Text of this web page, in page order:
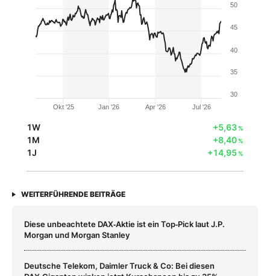
Okt '25 Jan '26 Apr '26 Jul '26
30
35
40
45
50
1W +5,63%
1M +8,40%
1J +14,95%
WEITERFÜHRENDE BEITRÄGE
Diese unbeachtete DAX‑Aktie ist ein Top‑Pick laut J.P.
Morgan und Morgan Stanley
Deutsche Telekom, Daimler Truck & Co: Bei diesen